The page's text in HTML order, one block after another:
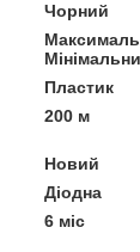
Чорний
Пластик
200 м
Новий
Діодна
6 міс